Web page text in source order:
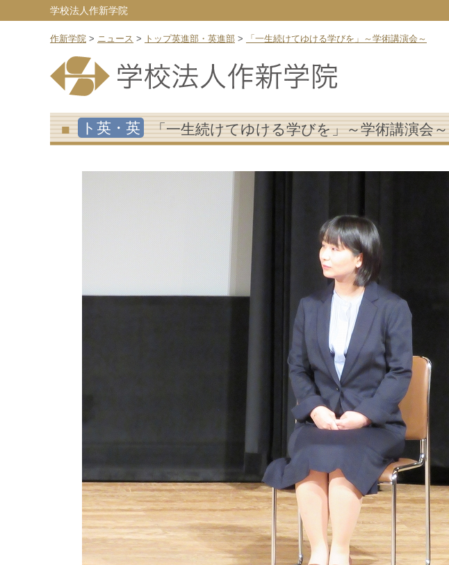
学校法人作新学院
作新学院 > ニュース > トップ英進部・英進部 >
「一生続けてゆける学びを」～学術講演会～
ト英・英 「一生続けてゆける学びを」～学術講演会～